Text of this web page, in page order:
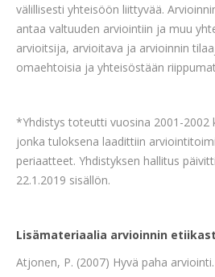
välillisesti yhteisöön liittyvää.
antaa valtuuden arviointiin ja muu
arvioitsija, arvioitava ja arvioinnin
omaehtoisia ja yhteisöstään
*Yhdistys toteutti vuosina 2001-2002
jonka tuloksena laadittiin
periaatteet. Yhdistyksen hallitus
22.1.2019 sisällön.
Lisämateriaalia arvioinnin
Atjonen, P. (2007) Hyvä paha